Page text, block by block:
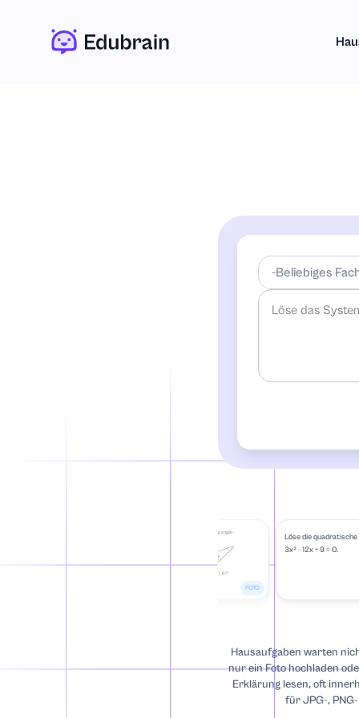
-Beliebiges
Anatomie
Archäologie
Architektur
FOTO
Löse die quadratische
3x² - 12x + 9 = 0.
Hausaufgaben warten
nur ein Foto hochladen
Erklärung lesen, oft
für JPG-,